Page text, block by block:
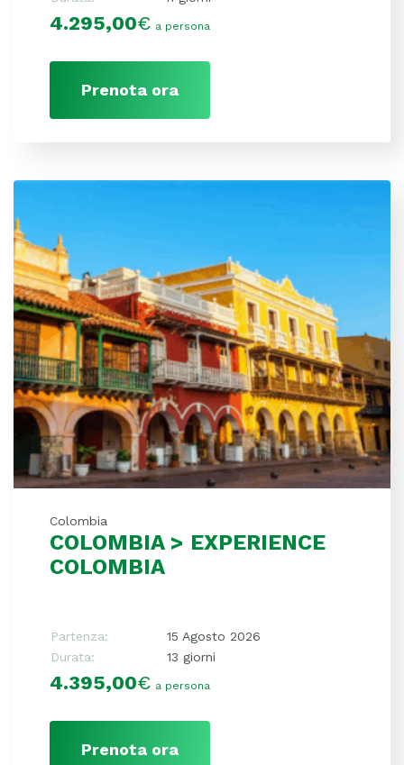
4.295,00€ a persona
Prenota ora
Colombia
COLOMBIA > EXPERIENCE
COLOMBIA
Partenza:
15 Agosto 2026
Durata:
13 giorni
4.395,00€ a persona
Prenota ora